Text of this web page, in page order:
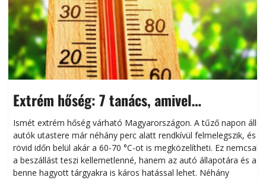
Extrém hőség: 7 tanács, amivel
megóvhatjuk autónkat a nyári károktól
Ismét extrém hőség várható Magyarországon. A tűző napon álló
autók utastere már néhány perc alatt rendkívül felmelegszik, és
rövid időn belül akár a 60-70 °C-ot is megközelítheti. Ez nemcsak
a beszállást teszi kellemetlenné, hanem az autó állapotára és a
benne hagyott tárgyakra is káros hatással lehet. Néhány